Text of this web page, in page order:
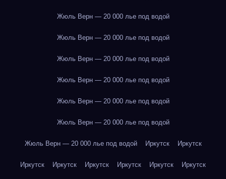
Жюль Верн — 20 000 лье под водой
Жюль Верн — 20 000 лье под водой
Жюль Верн — 20 000 лье под водой
Жюль Верн — 20 000 лье под водой
Жюль Верн — 20 000 лье под водой
Жюль Верн — 20 000 лье под водой
Жюль Верн — 20 000 лье под водой Иркутск Иркутск
Иркутск Иркутск Иркутск Иркутск Иркутск Иркутск